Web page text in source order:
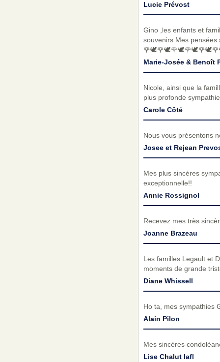
Lucie Prévost
Gino ,les enfants et
souvenirs Mes
Marie-Josée & Benoît
Nicole, ainsi que la
plus profonde
Carole Côté
Nous vous présentons
Josee et Rejean
Mes plus sincères
exceptionnelle!!
Annie Rossignol
Recevez mes très
Joanne Brazeau
Les familles Legault et
moments de grande
Diane Whissell
Ho ta, mes sympathies
Alain Pilon
Mes sincères
Lise Chalut lafl